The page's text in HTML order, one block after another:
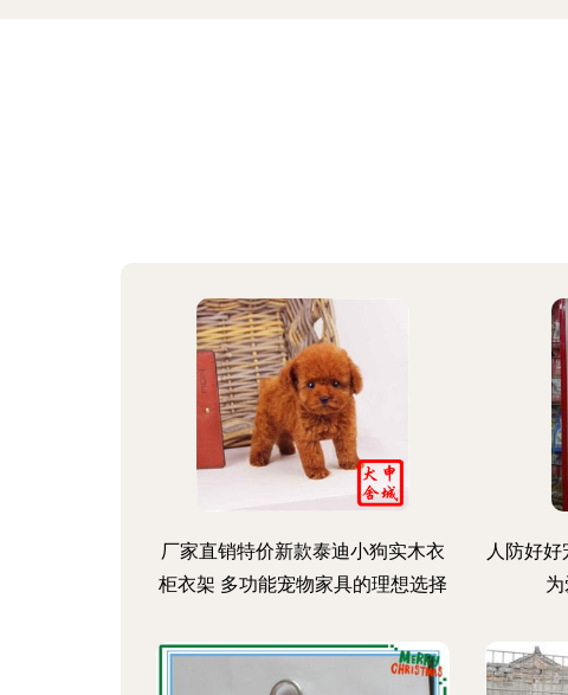
厂家直销特价新款泰迪小狗实木衣
柜衣架 多功能宠物家具的理想选择
人防好好